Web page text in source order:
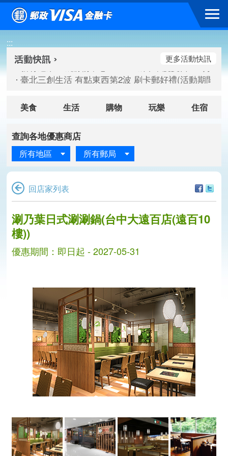
跳到主要內容區塊
:::
新竹遠東巨城購物中心 2026巨城年中慶夏日BIG好刷(
桃園大江國際購物中心 好饗去大江檔期(活動期間：
新竹遠東巨城購物中心 2026巨城年中慶夏日BIG好刷(
臺北三創生活 有點東西第2波 刷卡郵好禮(活動期間：
更多活動快訊
美食 生活 購物 玩樂 住宿
查詢各地優惠商店
所有地區 所有郵局
回店家列表
分分
涮乃葉日式涮涮鍋(台中大遠百店(遠百10
樓))
優惠期間：即日起 - 2027-05-31